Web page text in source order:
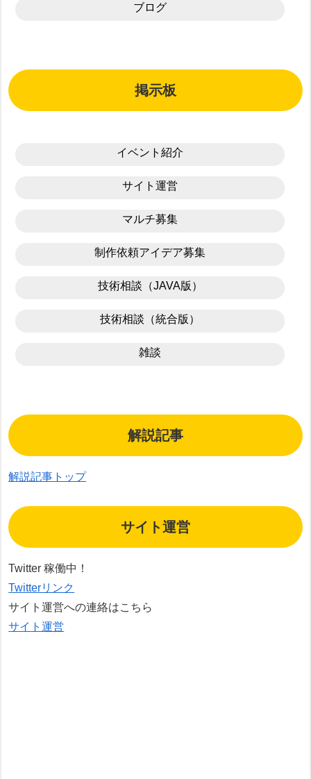
ブログ
掲示板
イベント紹介
サイト運営
マルチ募集
制作依頼アイデア募集
技術相談（JAVA版）
技術相談（統合版）
雑談
解説記事
解説記事トップ
サイト運営
Twitter 稼働中！
Twitterリンク
サイト運営への連絡はこちら
サイト運営